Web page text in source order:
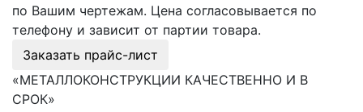
по Вашим чертежам. Цена согласовывается по
телефону и зависит от партии товара.
Заказать прайс-лист
«МЕТАЛЛОКОНСТРУКЦИИ КАЧЕСТВЕННО И В
СРОК»